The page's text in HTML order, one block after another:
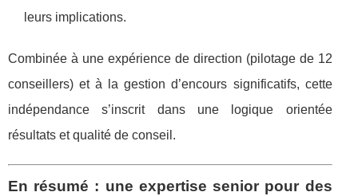
leurs implications.
Combinée à une expérience de direction (pilotage de 12
conseillers) et à la gestion d’encours significatifs, cette
indépendance s’inscrit dans une logique orientée
résultats et qualité de conseil.
En résumé : une expertise senior pour des